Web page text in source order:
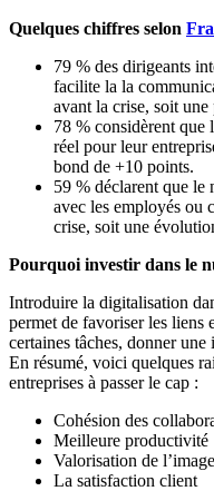
Quelques chiffres selon
79 % des dirigeants
facilite la la
avant la crise, soit
78 % considèrent que
réel pour leur
bond de +10 points.
59 % déclarent que
avec les employés ou
crise, soit une
Pourquoi investir dans le
Introduire la digitalisation
permet de favoriser les liens
certaines tâches, donner une
En résumé, voici quelques
entreprises à passer le cap :
Cohésion des
Meilleure productivité
Valorisation de
La satisfaction client